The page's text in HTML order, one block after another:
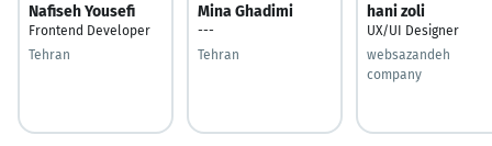
Nafiseh Yousefi
Frontend Developer
Tehran
Mina Ghadimi
---
Tehran
hani zoli
UX/UI Designer
websazandeh
company